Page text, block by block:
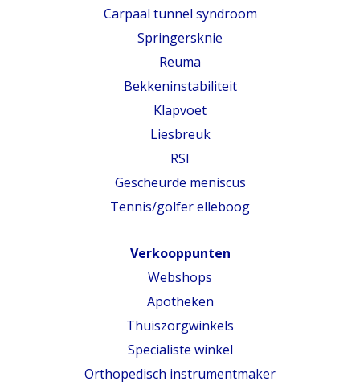
Carpaal tunnel syndroom
Springersknie
Reuma
Bekkeninstabiliteit
Klapvoet
Liesbreuk
RSI
Gescheurde meniscus
Tennis/golfer elleboog
Verkooppunten
Webshops
Apotheken
Thuiszorgwinkels
Specialiste winkel
Orthopedisch instrumentmaker